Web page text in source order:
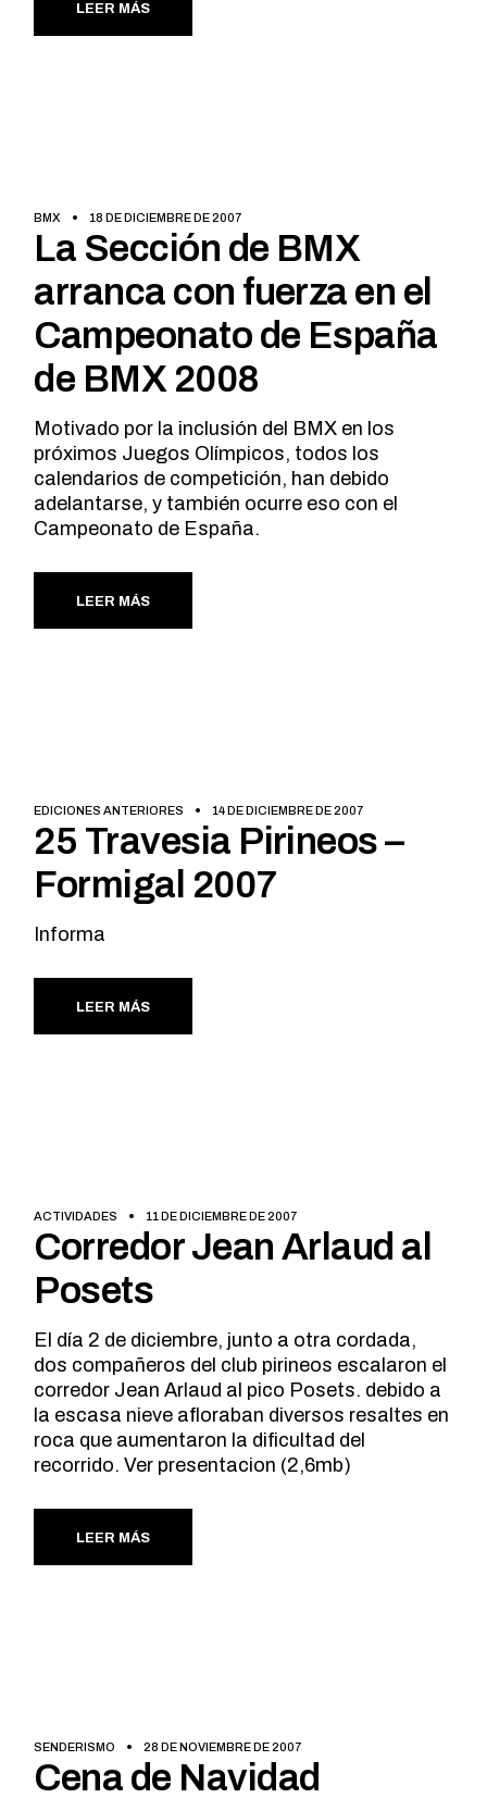
LEER MÁS
BMX 18 DE DICIEMBRE DE 2007
La Sección de BMX
arranca con fuerza en el
Campeonato de España
de BMX 2008
Motivado por la inclusión del BMX en los
próximos Juegos Olímpicos, todos los
calendarios de competición, han debido
adelantarse, y también ocurre eso con el
Campeonato de España.
LEER MÁS
EDICIONES ANTERIORES 14 DE DICIEMBRE DE 2007
25 Travesia Pirineos –
Formigal 2007
Informa
LEER MÁS
ACTIVIDADES 11 DE DICIEMBRE DE 2007
Corredor Jean Arlaud al
Posets
El día 2 de diciembre, junto a otra cordada,
dos compañeros del club pirineos escalaron el
corredor Jean Arlaud al pico Posets. debido a
la escasa nieve afloraban diversos resaltes en
roca que aumentaron la dificultad del
recorrido. Ver presentacion (2,6mb)
LEER MÁS
SENDERISMO 28 DE NOVIEMBRE DE 2007
Cena de Navidad